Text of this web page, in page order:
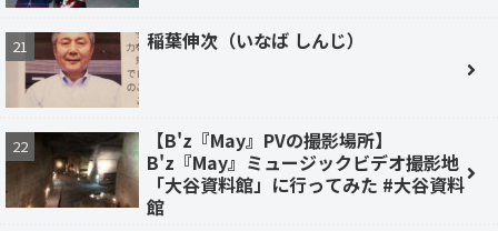
稲葉伸次（いなば しんじ）
【B'z『May』PVの撮影場所】
B'z『May』ミュージックビデオ撮影地
「大谷資料館」に行ってみた #大谷資料
館